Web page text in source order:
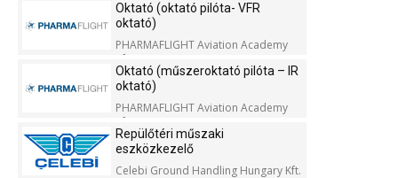
Oktató (oktató pilóta- VFR
oktató)
PHARMAFLIGHT Aviation Academy
Kft.
Oktató (műszeroktató pilóta – IR
oktató)
PHARMAFLIGHT Aviation Academy
Kft.
Repülőtéri műszaki
eszközkezelő
Celebi Ground Handling Hungary Kft.